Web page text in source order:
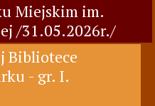
Miejskim im.
/31.05.2026r./
Bibliotece
- gr. I.